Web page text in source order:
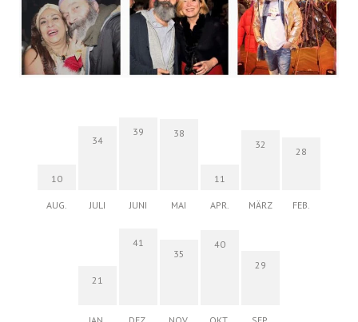
10
AUG.
34
JULI
39
JUNI
38
MAI
11
APR.
32
MÄRZ
28
FEB.
21
41
35
40
29